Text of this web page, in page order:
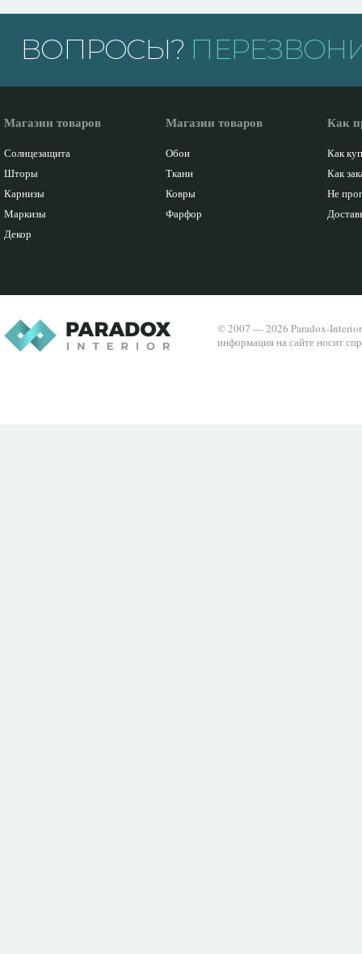
ВОПРОСЫ?
Магазин товаров
Солнцезащита
Шторы
Карнизы
Маркизы
Декор
Магазин товаров
Обои
Ткани
Ковры
Фарфор
Как
Как
Как
Не
© 2007 — 2026 Paradox-
информация на сайте носит